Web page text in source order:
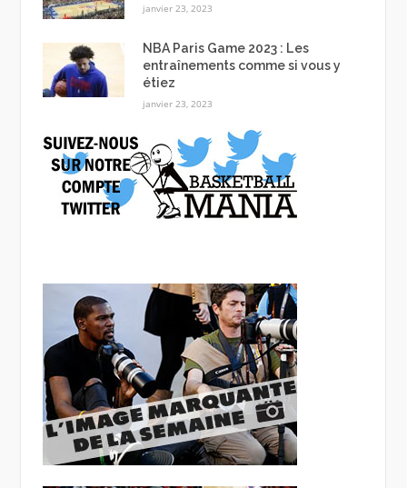
janvier 23, 2023
NBA Paris Game 2023 : Les
entraînements comme si vous y
étiez
janvier 23, 2023